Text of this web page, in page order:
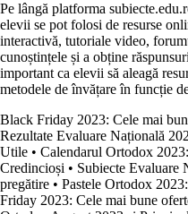
Pe lângă platforma
elevii se pot folosi de resurse
interactivă, tutoriale video,
cunoștințele și a obține
important ca elevii să aleagă
metodele de învățare în funcție
Black Friday 2023: Cele mai
Rezultate Evaluare Națională
Utile • Calendarul Ortodox
Credincioși • Subiecte Evaluare
pregătire • Pastele Ortodox
Friday 2023: Cele mai bune